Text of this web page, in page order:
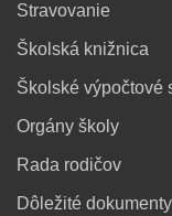
Stravovanie
Školská knižnica
Školské výpočtové
Orgány školy
Rada rodičov
Dôležité dokumenty